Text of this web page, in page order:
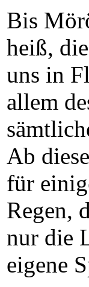
Bis
heiß,
uns in
allem
Ab
für
Regen,
nur die
eigene